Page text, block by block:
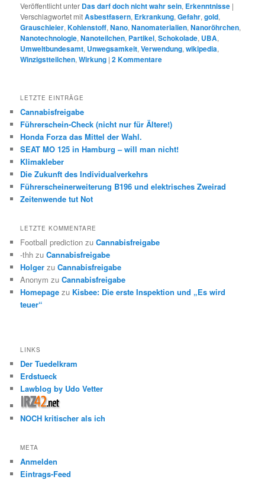
Veröffentlicht unter Das darf doch nicht wahr sein, Erkenntnisse |
Verschlagwortet mitAsbestfasern, Erkrankung,Gefahr,gold,
Grauschleier,Kohlenstoff,Nano,Nanomaterialien,Nanoröhrchen,
Nanotechnologie,Nanoteilchen, Partikel,Schokolade, UBA,
Umweltbundesamt, Unwegsamkeit,Verwendung,wikipedia,
Winzigstteilchen,Wirkung |2Kommentare
LETZTE EINTRÄGE
Cannabisfreigabe
Führerschein-Check (nicht nur für Ältere!)
Honda Forza das Mittel der Wahl.
SEAT MO 125 in Hamburg – will man nicht!
Klimakleber
Die Zukunft des Individualverkehrs
Führerscheinerweiterung B196 und elektrisches Zweirad
Zeitenwende tut Not
LETZTE KOMMENTARE
Football prediction zuCannabisfreigabe
-thh zuCannabisfreigabe
Holger zuCannabisfreigabe
Anonym zuCannabisfreigabe
Homepage zu Kisbee: Die erste Inspektion und „Es wird
teuer“
LINKS
Der Tuedelkram
Erdstueck
Lawblog by Udo Vetter
NOCH kritischer als ich
META
Anmelden
Eintrags-Feed